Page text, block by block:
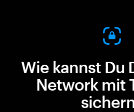
Wie kannst Du
Network mit